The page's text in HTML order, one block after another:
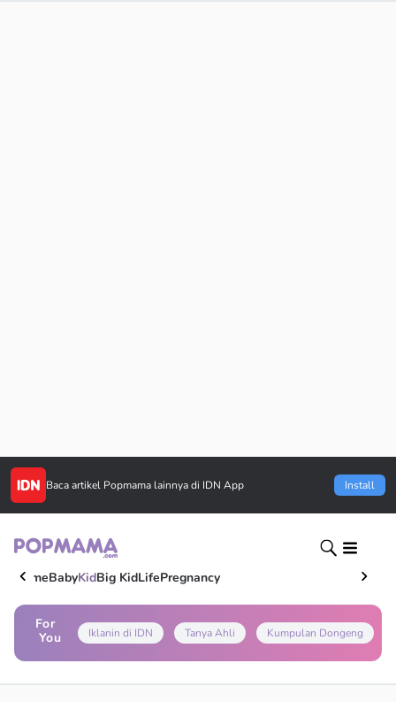
Baca artikel Popmama lainnya di IDN App Install
HomeBabyKidBig KidLifePregnancy
For
You
Iklanin di IDN Tanya Ahli Kumpulan Dongeng